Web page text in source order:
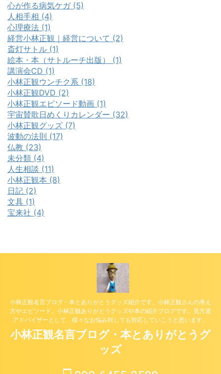
心が作る病気ケガ (5)
人相手相 (4)
心理療法 (1)
経営小林正観｜経営について (2)
斎灯サトル (1)
絵本・本（サトルーチ出版） (1)
講演会CD (1)
小林正観ウンチク系 (18)
小林正観DVD (2)
小林正観エピソード動画 (1)
宇宙賛歌日めくりカレンダー (32)
小林正観グッズ (7)
波動の法則 (17)
仏教 (23)
未分類 (4)
人生相談 (11)
小林正観本 (8)
日記 (2)
文具 (1)
宝来社 (4)
小林正観名言ブログ・本とありがとうグッズ紹介です。小林正観さんの考え
方やエピソード。小林正観ありがとうグッズや本の紹介ブログです。見方道
アドバイザーとして、様々なお悩み対しても対応していこうと思います。
小林正観名言ブログ・本とありがとうグ
ッズ